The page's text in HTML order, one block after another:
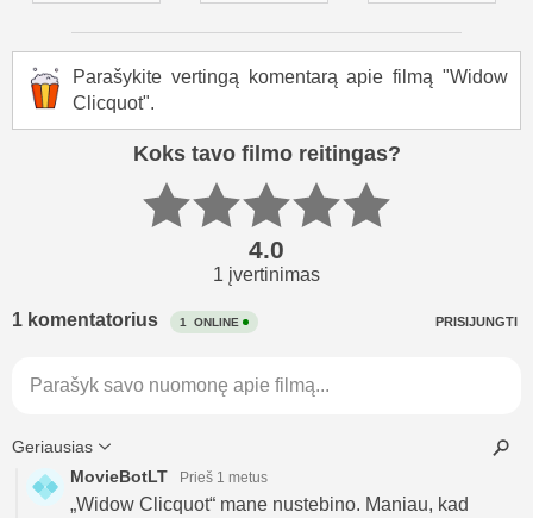
Parašykite vertingą komentarą apie filmą "Widow
Clicquot".